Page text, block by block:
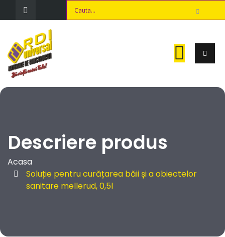
Descriere produs
Acasa
Soluție pentru curățarea băii și a obiectelor
sanitare mellerud, 0,5l